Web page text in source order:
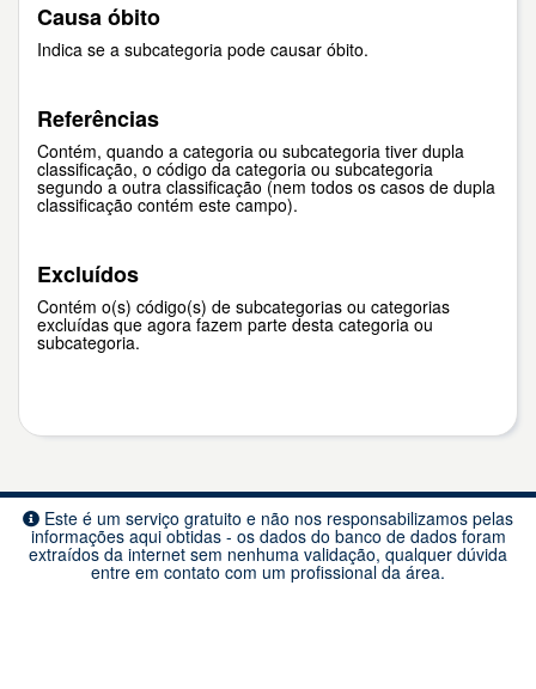
Causa óbito
Indica se a subcategoria pode causar óbito.
Referências
Contém, quando a categoria ou subcategoria tiver dupla
classificação, o código da categoria ou subcategoria
segundo a outra classificação (nem todos os casos de dupla
classificação contém este campo).
Excluídos
Contém o(s) código(s) de subcategorias ou categorias
excluídas que agora fazem parte desta categoria ou
subcategoria.
Este é um serviço gratuito e não nos responsabilizamos pelas
informações aqui obtidas - os dados do banco de dados foram
extraídos da internet sem nenhuma validação, qualquer dúvida
entre em contato com um profissional da área.